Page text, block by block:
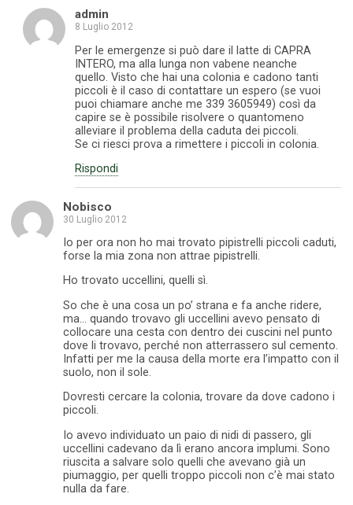
admin
8 Luglio 2012
Per le emergenze si può dare il latte di CAPRA
INTERO, ma alla lunga non vabene neanche
quello. Visto che hai una colonia e cadono tanti
piccoli è il caso di contattare un espero (se vuoi
puoi chiamare anche me 339 3605949) così da
capire se è possibile risolvere o quantomeno
alleviare il problema della caduta dei piccoli.
Se ci riesci prova a rimettere i piccoli in colonia.
Rispondi
Nobisco
30 Luglio 2012
Io per ora non ho mai trovato pipistrelli piccoli caduti,
forse la mia zona non attrae pipistrelli.
Ho trovato uccellini, quelli sì.
So che è una cosa un po’ strana e fa anche ridere,
ma… quando trovavo gli uccellini avevo pensato di
collocare una cesta con dentro dei cuscini nel punto
dove li trovavo, perché non atterrassero sul cemento.
Infatti per me la causa della morte era l’impatto con il
suolo, non il sole.
Dovresti cercare la colonia, trovare da dove cadono i
piccoli.
Io avevo individuato un paio di nidi di passero, gli
uccellini cadevano da lì erano ancora implumi. Sono
riuscita a salvare solo quelli che avevano già un
piumaggio, per quelli troppo piccoli non c’è mai stato
nulla da fare.